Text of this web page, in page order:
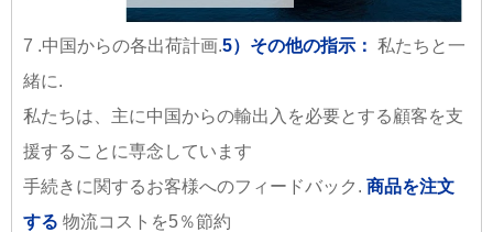
7 .中国からの各出荷計画.5）その他の指示： 私たちと一
緒に.
私たちは、主に中国からの輸出入を必要とする顧客を支
援することに専念しています
手続きに関するお客様へのフィードバック. 商品を注文
する 物流コストを5％節約